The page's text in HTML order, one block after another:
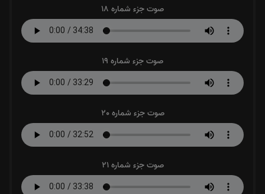
صوت جزء شماره 18
صوت جزء شماره 19
صوت جزء شماره 20
صوت جزء شماره 21